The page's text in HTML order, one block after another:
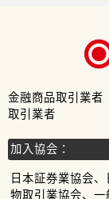
金融商品取引業
取引業者
加入協会：
日本証券業協会
物取引業協会、